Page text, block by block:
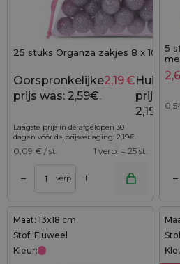
25 stuks Organza zakjes 8 x 10 cm
Oorspronkelijke
prijs was: 2,59€.
2,19€Huidige
prijs is:
2,19€.
Laagste prijs in de afgelopen 30
dagen vóór de prijsverlaging: 2,19€
0,09 € / st. 1 verp. = 25 st.
– verp. +
5
–
Maat: 13x18 cm
Stof: Fluweel
Kleur: